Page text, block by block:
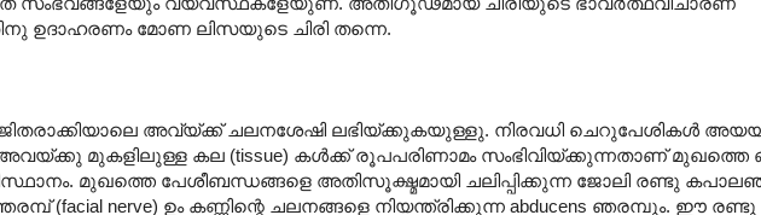
ഉദാഹരണം മോണ ലിസയുടെ ചിരി തന്നെ.
അവ്യ്ക്ക് ചലനശേഷി ലഭിയ്ക്കുകയുള്ളു. നിരവധി ചെറുപേശികൾ
മുകളിലുള്ള കല (tissue) കൾക്ക് രൂപപരിണാമം സംഭിവിയ്ക്കുന്നതാണ്
മുഖത്തെ പേശീബന്ധങ്ങളെ അതിസൂക്ഷ്മമായി ചലിപ്പിക്കുന്ന ജോലി രണ്ടു
(facial nerve) ഉം കണ്ണിന്റെ ചലനങ്ങളെ നിയന്ത്രിക്കുന്ന abducens ഞരമ്പും. ഈ രണ്ടു